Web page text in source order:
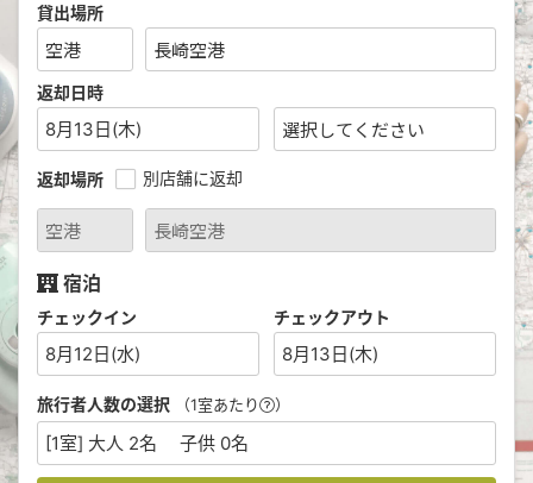
貸出場所
返却日時
8月13日(木)
返却場所 別店舗に返却
宿泊
チェックイン
8月12日(水)
チェックアウト
8月13日(木)
旅行者人数の選択 （1室あたり ）
[1室] 大人 2名 子供 0名